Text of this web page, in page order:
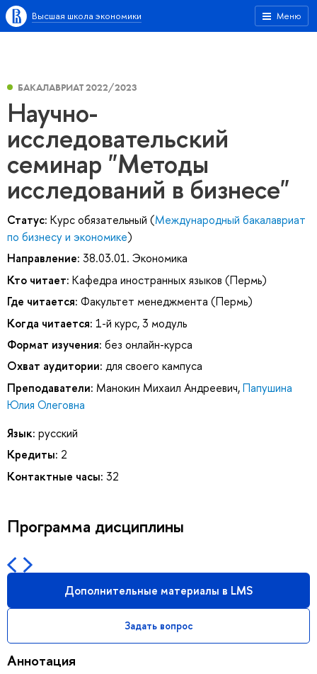
Меню
Высшая школа экономики
БАКАЛАВРИАТ 2022/2023
Научно-
исследовательский
семинар "Методы
исследований в бизнесе"
Статус: Курс обязательный (Международный бакалавриат
по бизнесу и экономике)
Направление: 38.03.01. Экономика
Кто читает: Кафедра иностранных языков (Пермь)
Где читается: Факультет менеджмента (Пермь)
Когда читается: 1-й курс, 3 модуль
Формат изучения: без онлайн-курса
Охват аудитории: для своего кампуса
Преподаватели: Манокин Михаил Андреевич,Папушина
Юлия Олеговна
Язык: русский
Кредиты: 2
Контактные часы: 32
Программа дисциплины
Дополнительные материалы в LMS
Задать вопрос
Аннотация